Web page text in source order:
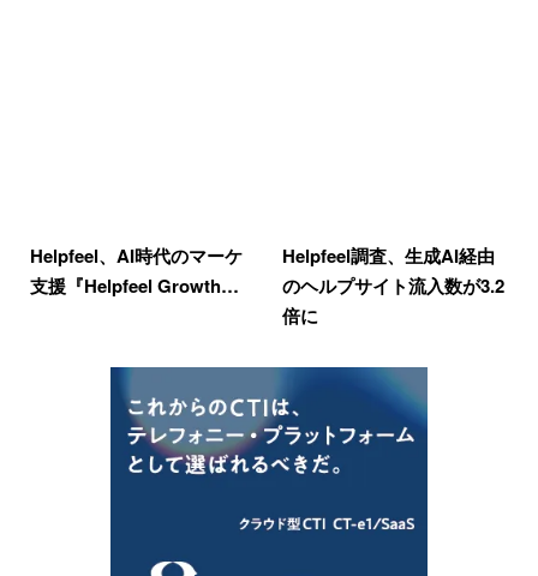
Helpfeel、AI時代のマーケ
支援『Helpfeel Growth…
Helpfeel調査、生成AI経由
のヘルプサイト流入数が3.2
倍に